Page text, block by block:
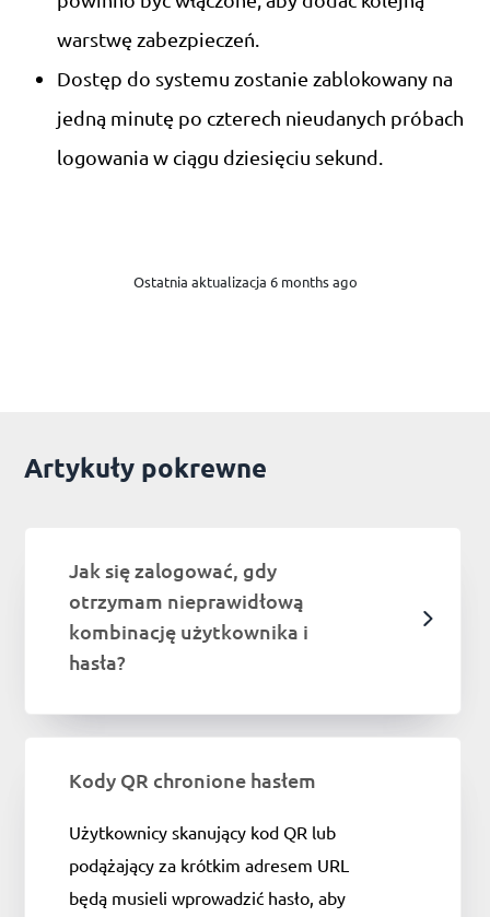
warstwę zabezpieczeń.
Dostęp do systemu zostanie zablokowany na
jedną minutę po czterech nieudanych próbach
logowania w ciągu dziesięciu sekund.
Ostatnia aktualizacja 6 months ago
Artykuły pokrewne
Jak się zalogować, gdy
otrzymam nieprawidłową
kombinację użytkownika i
hasła?
Kody QR chronione hasłem
Użytkownicy skanujący kod QR lub
podążający za krótkim adresem URL
będą musieli wprowadzić hasło, aby